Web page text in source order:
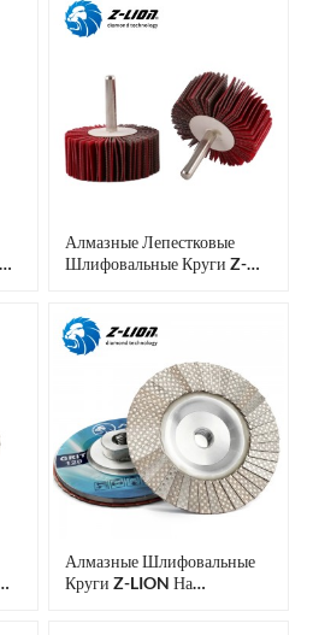
Алмазные Лепестковые
Шлифовальные Круги Z-
Полировальные Пластины.
Алмазные Шлифовальные
Круги Z-LION На